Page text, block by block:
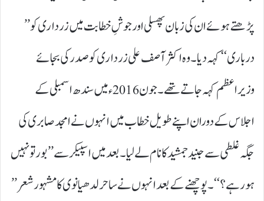
پڑھتے ہوئے ان کی زبان پھسلی اور جوشِ خطابت میں زرداری کو ’’
درباری‘‘ کہہ دیا۔ وہ اکثر آصف علی زرداری کو صدر کی بجائے
وزیراعظم کہہ جاتے تھے۔ جون 2016ء میں سندھ اسمبلی کے
اجلاس کے دوران اپنے طویل خطاب میں انہوں نے امجد صابری کی
جگہ غلطی سے جنید جمشید کا نام لے لیا۔ بعد میں اسپیکر سے ’’ بور تو نہیں
ہورہے؟‘‘۔ پوچھنے کے بعد انہوں نے ساحر لدھیانوی کا مشہور شعر ’’